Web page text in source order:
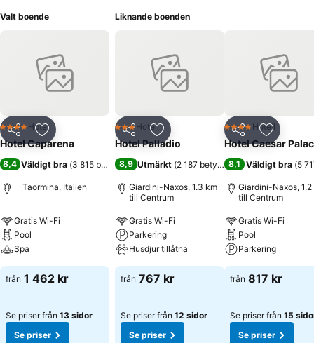
Valt boende
Dela Lägg till i Mina Favoriter
4 StjärnorHotell
Hotel Caparena
8,4 Väldigt bra (3 815 betyg )
Taormina, Italien
Gratis Wi-Fi
Pool
Spa
från 1 462 kr
Se priser från 13 sidor
Se priser
Liknande boenden
Dela Lägg till i Mina Favoriter
3 Stjärnor
Hotell
Hotel Palladio
8,9 Utmärkt (2 187 betyg)
Giardini-Naxos, 1.3 km
till Centrum
Gratis Wi-Fi
Parkering
Husdjur tillåtna
från 767 kr
Se priser från 12 sidor
Se priser
Dela Lägg till
4 StjärnorHotell
Hotel Caesar
8,1 Väldigt bra (5
Giardini-Naxos, 1.2
till Centrum
Gratis Wi-Fi
Pool
Parkering
från 817 kr
Se priser från 15
Se priser